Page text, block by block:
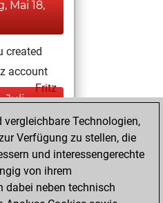
Mai 18,
created
account
Fritz
Juli
created
account
Studies
vergleichbare Technologien,
Verfügung zu stellen, die
und interessengerechte
von ihrem
dabei neben technisch